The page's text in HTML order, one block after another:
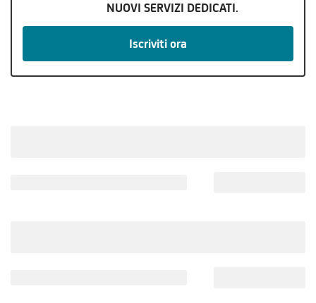
NUOVI SERVIZI DEDICATI.
Iscriviti ora